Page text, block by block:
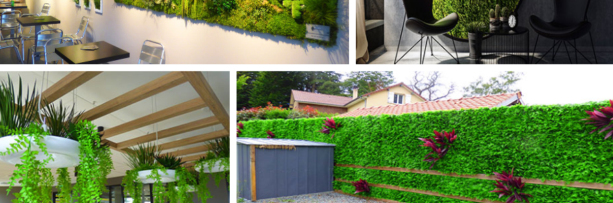
PLANTES
ARTIFICIELLES
MURS ARTIFCIELS